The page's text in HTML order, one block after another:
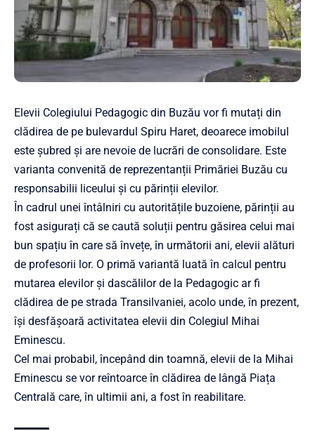
Elevii Colegiului Pedagogic din Buzău vor fi mutați din
clădirea de pe bulevardul Spiru Haret, deoarece imobilul
este șubred și are nevoie de lucrări de consolidare. Este
varianta convenită de reprezentanții Primăriei Buzău cu
responsabilii liceului și cu părinții elevilor.
În cadrul unei întâlniri cu autoritățile buzoiene, părinții au
fost asigurați că se caută soluții pentru găsirea celui mai
bun spațiu în care să învețe, în următorii ani, elevii alături
de profesorii lor. O primă variantă luată în calcul pentru
mutarea elevilor și dascălilor de la Pedagogic ar fi
clădirea de pe strada Transilvaniei, acolo unde, în prezent,
își desfășoară activitatea elevii din Colegiul Mihai
Eminescu.
Cel mai probabil, începând din toamnă, elevii de la Mihai
Eminescu se vor reîntoarce în clădirea de lângă Piața
Centrală care, în ultimii ani, a fost în reabilitare.